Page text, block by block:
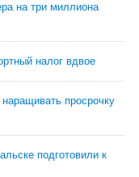
на три миллиона
налог вдвое
просрочку
подготовили к